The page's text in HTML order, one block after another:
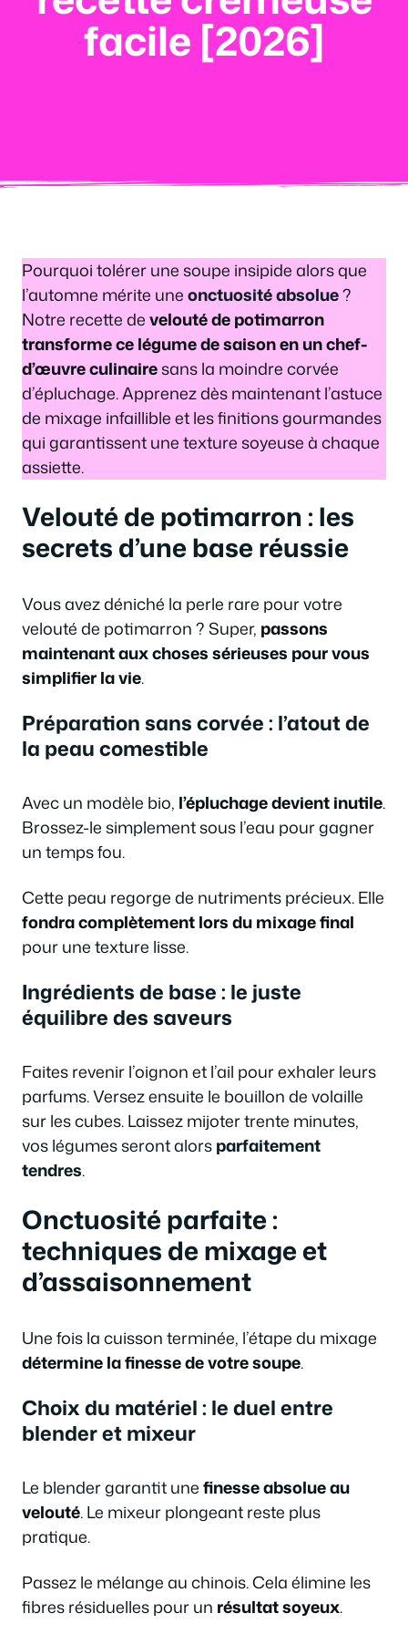
facile [2026]
Pourquoi tolérer une soupe insipide alors que
l’automne mérite uneonctuosité absolue?
Notre recette develouté de potimarron
transforme ce légume de saison en un chef-
d’œuvre culinairesans la moindre corvée
d’épluchage. Apprenez dès maintenant l’astuce
de mixage infaillible et les finitions gourmandes
qui garantissent une texture soyeuse à chaque
assiette.
Velouté de potimarron : les
secrets d’une base réussie
Vous avez déniché la perle rare pour votre
velouté de potimarron ? Super, passons
maintenant aux choses sérieuses pour vous
simplifier la vie.
Préparation sans corvée : l’atout de
la peau comestible
Avec un modèle bio, l’épluchage devient inutile.
Brossez-le simplement sous l’eau pour gagner
un temps fou.
Cette peau regorge de nutriments précieux. Elle
fondra complètement lors du mixage final
pour une texture lisse.
Ingrédients de base : le juste
équilibre des saveurs
Faites revenir l’oignon et l’ail pour exhaler leurs
parfums. Versez ensuite le bouillon de volaille
sur les cubes. Laissez mijoter trente minutes,
vos légumes seront alorsparfaitement
tendres.
Onctuosité parfaite :
techniques de mixage et
d’assaisonnement
Une fois la cuisson terminée, l’étape du mixage
détermine la finesse de votre soupe.
Choix du matériel : le duel entre
blender et mixeur
Le blender garantit unefinesse absolue au
velouté. Le mixeur plongeant reste plus
pratique.
Passez le mélange au chinois. Cela élimine les
fibres résiduelles pour un résultat soyeux.